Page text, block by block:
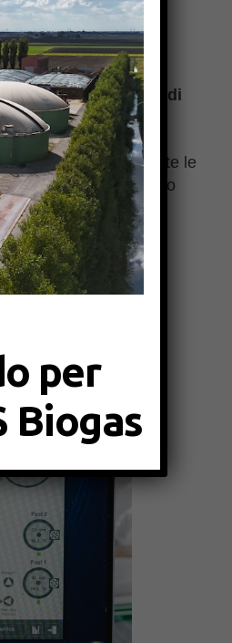
sistema proprietario di
ed economica.
che guida tutte le
cogenerazione, fino
resa.
per
Biogas